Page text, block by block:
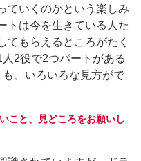
ていくのかという楽しみ
トは今を生きている人た
てもらえるところがたく
2役で2つパートがある
、いろいろな見方がで
こと、見どころをお願いし